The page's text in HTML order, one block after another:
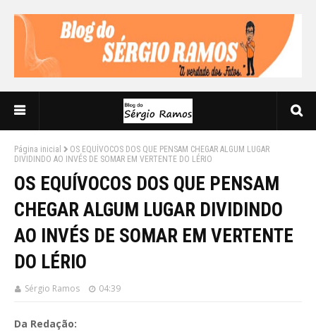
Página inicial
OS EQUÍVOCOS DOS QUE PENSAM CHEGAR ALGUM LUGAR
DIVIDINDO AO INVÉS DE SOMAR EM VERTENTE DO LÉRIO
OS EQUÍVOCOS DOS QUE PENSAM
CHEGAR ALGUM LUGAR DIVIDINDO
AO INVÉS DE SOMAR EM VERTENTE
DO LÉRIO
Sérgio Ramos 04:39
Da Redação: